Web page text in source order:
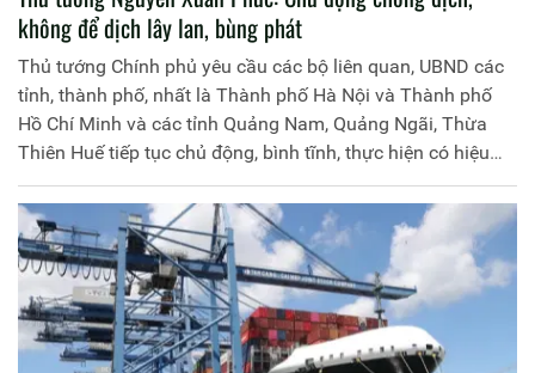
không để dịch lây lan, bùng phát
Thủ tướng Chính phủ yêu cầu các bộ liên quan, UBND các
tỉnh, thành phố, nhất là Thành phố Hà Nội và Thành phố
Hồ Chí Minh và các tỉnh Quảng Nam, Quảng Ngãi, Thừa
Thiên Huế tiếp tục chủ động, bình tĩnh, thực hiện có hiệu
quả các biện pháp phòng, chống dịch đã đề ra, không để
dịch bệnh lây lan, bùng phát.